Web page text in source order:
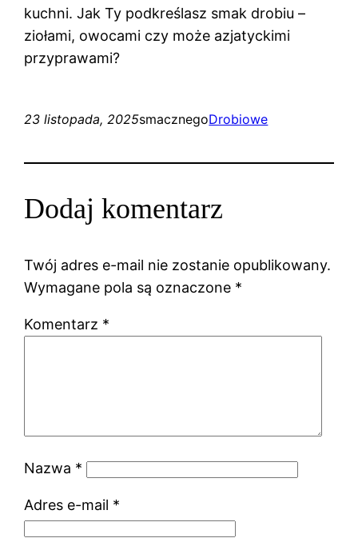
kuchni. Jak Ty podkreślasz smak drobiu –
ziołami, owocami czy może azjatyckimi
przyprawami?
23 listopada, 2025smacznegoDrobiowe
Dodaj komentarz
Twój adres e-mail nie zostanie opublikowany.
Wymagane pola są oznaczone *
Komentarz *
Nazwa *
Adres e-mail *